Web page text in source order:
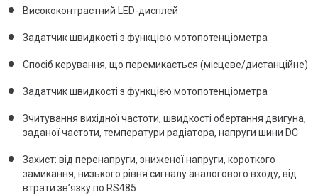
Висококонтрастний LED-дисплей
Задатчик швидкості з функцією мотопотенціометра
Спосіб керування, що перемикається (місцеве/дистанційне)
Задатчик швидкості з функцією мотопотенціометра
Зчитування вихідної частоти, швидкості обертання двигуна,
заданої частоти, температури радіатора, напруги шини DC
Захист: від перенапруги, зниженої напруги, короткого
замикання, низького рівня сигналу аналогового входу, від
втрати зв’язку по RS485